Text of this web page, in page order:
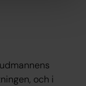
och i